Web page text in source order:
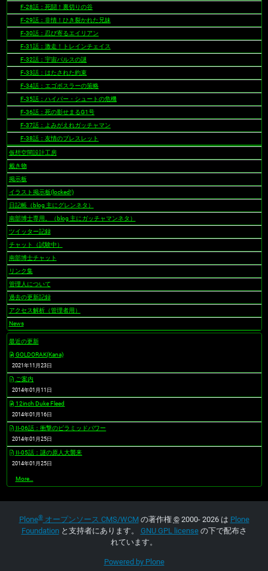
F-28話：死闘！裏切りの谷
F-29話：非情！ひき裂かれた兄妹
F-30話：忍び寄るエイリアン
F-31話：激走！トレインチェイス
F-32話：宇宙パルスの謎
F-33話：はたされた約束
F-34話：エゴボスラーの策略
F-35話：ハイパー・シュートの危機
F-36話：死の影せまるG1号
F-37話：よみがえれガッチャマン
F-38話：友情のブレスレット
仮想空間設計工房
戴き物
掲示板
イラスト掲示板(locked!)
日記帳（blog 主にグレンネタ）
南部博士専用。（blog 主にガッチャマンネタ）
ツイッター記録
チャット（試験中）
南部博士チャット
リンク集
管理人について
過去の更新記録
アクセス解析（管理者用）
News
最近の更新
GOLDORAK(Kana)
2021年11月23日
ご案内
2014年01月11日
12inch Duke Fleed
2014年01月16日
II-06話：衝撃のピラミッドパワー
2014年01月25日
II-05話：謎の原人大襲来
2014年01月25日
最
更
More…
Plone®オープンソース CMS/WCMの著作権 ©2000- 2026 は Plone
Foundationと支持者にあります。 GNU GPL licenseの下で配布さ
れています。
Powered by Plone